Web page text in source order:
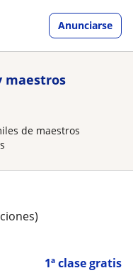
Anunciarse
maestros
de maestros
1ª clase gratis